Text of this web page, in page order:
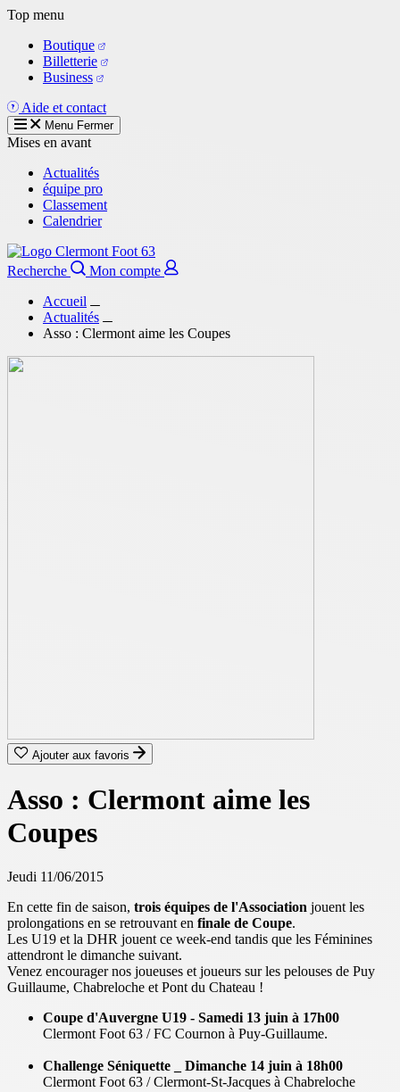
Aller
contenu
principal
Top menu
Boutique
Billetterie
Business
Aide et contact
Menu Fermer
Mises en avant
Actualités
équipe pro
Classement
Calendrier
Recherche
Mon compte
Accueil
Actualités
Asso : Clermont aime les Coupes
Ajouter aux favoris
Asso : Clermont aime les
Coupes
Jeudi 11/06/2015
En cette fin de saison, trois équipes de l'Association jouent les
prolongations en se retrouvant en finale de Coupe.
Les U19 et la DHR jouent ce week-end tandis que les Féminines
attendront le dimanche suivant.
Venez encourager nos joueuses et joueurs sur les pelouses de Puy
Guillaume, Chabreloche et Pont du Chateau !
Coupe d'Auvergne U19 - Samedi 13 juin à 17h00
Clermont Foot 63 / FC Cournon à Puy-Guillaume.
Challenge Séniquette _ Dimanche 14 juin à 18h00
Clermont Foot 63 / Clermont-St-Jacques à Chabreloche